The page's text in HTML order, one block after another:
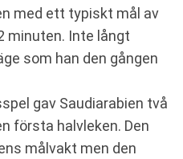
med ett typiskt mål av
minuten. Inte långt
som han den gången
gav Saudiarabien två
första halvleken. Den
målvakt men den